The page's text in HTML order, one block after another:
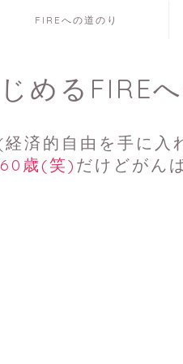
FIREへの道のり
めるFIRE
済的自由を手に入
60歳(笑) だけどがん